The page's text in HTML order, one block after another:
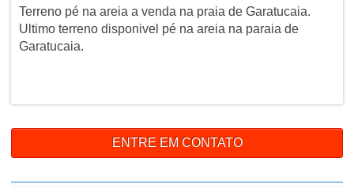
Terreno pé na areia a venda na praia de Garatucaia.
Ultimo terreno disponivel pé na areia na paraia de
Garatucaia.
ENTRE EM CONTATO